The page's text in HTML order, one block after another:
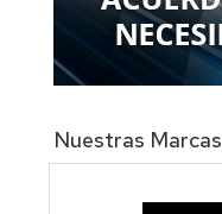
Nuestras Marcas